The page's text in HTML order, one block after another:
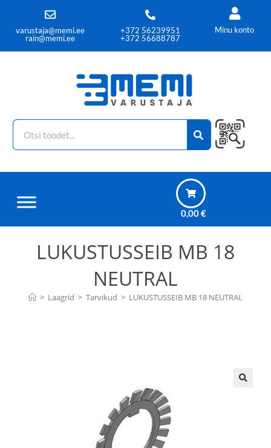
varustaja@memi.ee
rain@memi.ee
+372 56239951
+372 56688787
Minu konto
0,00€
LUKUSTUSSEIB MB 18
NEUTRAL
> Laagrid > Tarvikud > LUKUSTUSSEIB MB 18 NEUTRAL